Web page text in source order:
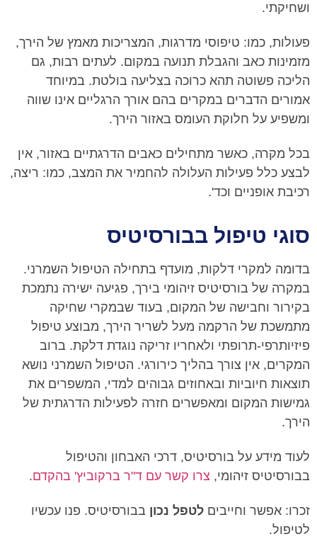
ושחיקתי.
פעולות, כמו: טיפוסי מדרגות, המצריכות מאמץ של הירך,
מזמינות כאב והגבלת תנועה במקום. לעתים רבות, גם
הליכה פשוטה תהא כרוכה בצליעה בולטת. במיוחד
אמורים הדברים במקרים בהם אורך הרגליים אינו שווה
ומשפיע על חלוקת העומס באזור הירך.
בכל מקרה, כאשר מתחילים כאבים הדרגתיים באזור, אין
לבצע כלל פעילות העלולה להחמיר את המצב, כמו: ריצה,
רכיבת אופניים וכד'.
סוגי טיפול בבורסיטיס
בדומה למקרי דלקות, מועדף בתחילה הטיפול השמרני.
במקרה של בורסיטיס זיהומי בירך, פגיעה ישירה נתמכת
בקירור וחבישה של המקום, בעוד שבמקרי שחיקה
מתמשכת של הרקמה מעל לשריר הירך, מבוצע טיפול
פיזיותרפי-תרופתי ולאחריו זריקה נוגדת דלקת. ברוב
המקרים, אין צורך בהליך כירורגי. הטיפול השמרני נושא
תוצאות חיוביות ובאחוזים גבוהים למדי, המשפרים את
גמישות המקום ומאפשרים חזרה לפעילות הדרגתית של
הירך.
לעוד מידע על בורסיטיס, דרכי האבחון והטיפול
בבורסיטיס זיהומי, צרו קשר עם ד"ר ברקוביץ' בהקדם.
זכרו: אפשר וחייבים לטפל נכון בבורסיטיס. פנו עכשיו
לטיפול.